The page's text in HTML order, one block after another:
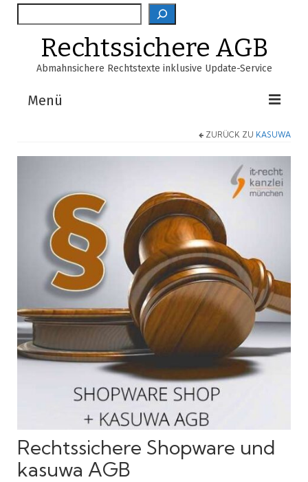
Suche
Rechtssichere AGB
Abmahnsichere Rechtstexte inklusive Update-Service
Menü
EasyScan
Über Uns
Warenkorb
ZURÜCK ZU KASUWA
Rechtssichere Shopware und
kasuwa AGB